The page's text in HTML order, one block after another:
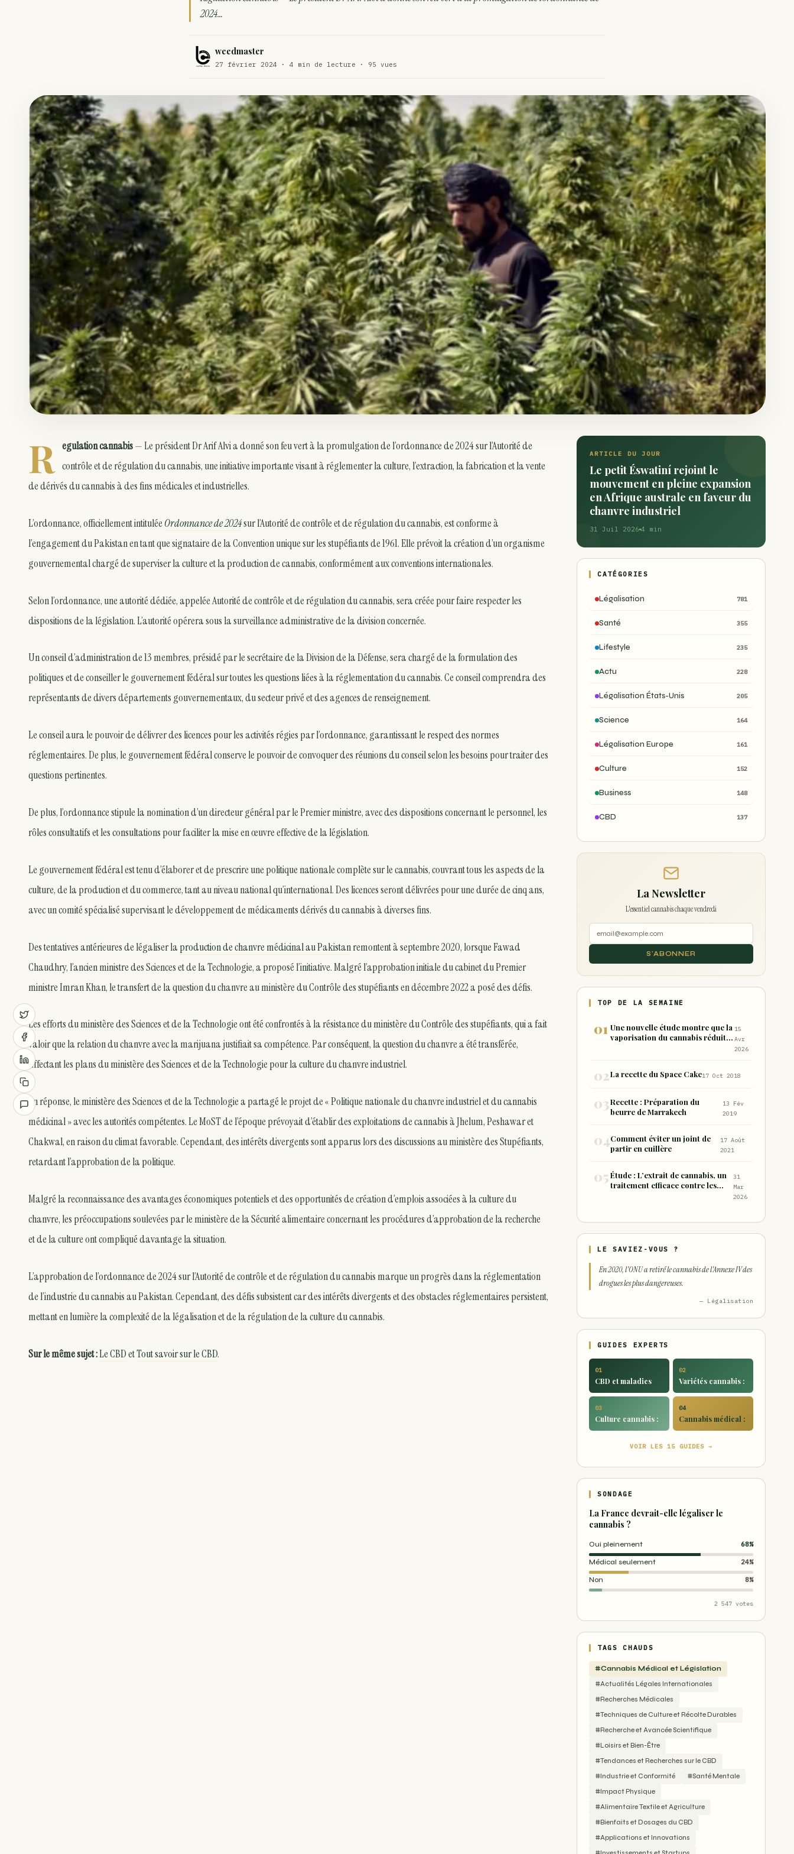
Un fabricant polonais de textiles à base de chanvre suscite une forte…
2024…
weedmaster
27 février 2024 · 4 min de lecture · 95 vues
R egulation cannabis— Le président Dr Arif Alvi a donné son feu vert à la promulgation de l’ordonnance de 2024 sur l’Autorité de
contrôle et de régulation du cannabis, une initiative importante visant à réglementer la culture, l’extraction, la fabrication et la vente
de dérivés du cannabis à des fins médicales et industrielles.
L’ordonnance, officiellement intituléeOrdonnance de 2024sur l’Autorité de contrôle et de régulation du cannabis, est conforme à
l’engagement du Pakistan en tant que signataire de la Convention unique sur les stupéfiants de 1961. Elle prévoit la création d’un organisme
gouvernemental chargé de superviser la culture et la production de cannabis, conformément aux conventions internationales.
Selon l’ordonnance, une autorité dédiée, appelée Autorité de contrôle et de régulation du cannabis, sera créée pour faire respecter les
dispositions de la législation. L’autorité opérera sous la surveillance administrative de la division concernée.
Un conseil d’administration de 13 membres, présidé par le secrétaire de la Division de la Défense, sera chargé de la formulation des
politiques et de conseiller le gouvernement fédéral sur toutes les questions liées à la réglementation du cannabis. Ce conseil comprendra des
représentants de divers départements gouvernementaux, du secteur privé et des agences de renseignement.
Le conseil aura le pouvoir de délivrer des licences pour les activités régies par l’ordonnance, garantissant le respect des normes
réglementaires. De plus, le gouvernement fédéral conserve le pouvoir de convoquer des réunions du conseil selon les besoins pour traiter des
questions pertinentes.
De plus, l’ordonnance stipule la nomination d’un directeur général par le Premier ministre, avec des dispositions concernant le personnel, les
rôles consultatifs et les consultations pour faciliter la mise en œuvre effective de la législation.
Le gouvernement fédéral est tenu d’élaborer et de prescrire une politique nationale complète sur le cannabis, couvrant tous les aspects de la
culture, de la production et du commerce, tant au niveau national qu’international. Des licences seront délivrées pour une durée de cinq ans,
avec un comité spécialisé supervisant le développement de médicaments dérivés du cannabis à diverses fins.
Des tentatives antérieures de légaliser la production de chanvre médicinal au Pakistanremontent à septembre 2020, lorsque Fawad
Chaudhry, l’ancien ministre des Sciences et de la Technologie, a proposé l’initiative. Malgré l’approbation initiale du cabinet du Premier
ministre Imran Khan, le transfert de la question du chanvre au ministère du Contrôle des stupéfiants en décembre 2022 a posé des défis.
Les efforts du ministère des Sciences et de la Technologie ont été confrontés à la résistance du ministère du Contrôle des stupéfiants, qui a fait
valoir que la relation du chanvre avec la marijuana justifiait sa compétence. Par conséquent, la question du chanvre a été transférée,
affectant les plans du ministère des Sciences et de la Technologie pour la culture du chanvre industriel.
En réponse, le ministère des Sciences et de la Technologie a partagé le projet de « Politique nationale du chanvre industriel et du cannabis
médicinal » avec les autorités compétentes. Le MoST de l’époque prévoyait d’établir des exploitations de cannabis à Jhelum, Peshawar et
Chakwal, en raison du climat favorable. Cependant, des intérêts divergents sont apparus lors des discussions au ministère des Stupéfiants,
retardant l’approbation de la politique.
Malgré la reconnaissance des avantages économiques potentiels et des opportunités de création d’emplois associées à la culture du
chanvre, les préoccupations soulevées par le ministère de la Sécurité alimentaire concernant les procédures d’approbation de la recherche
et de la culture ont compliqué davantage la situation.
L’approbation de l’ordonnance de 2024 sur l’Autorité de contrôle et de régulation du cannabis marque un progrès dans la réglementation
de l’industrie du cannabis au Pakistan. Cependant, des défis subsistent car des intérêts divergents et des obstacles réglementaires persistent,
mettant en lumière la complexité de la légalisation et de la régulation de la culture du cannabis.
Sur le même sujet :Le CBDetTout savoir sur le CBD.
ARTICLE DU JOUR
Le petit Éswatiní rejoint le
mouvement en pleine expansion
en Afrique australe en faveur du
chanvre industriel
31 Juil 2026 4 min
CATÉGORIES
Légalisation 781
Santé 355
Lifestyle 235
Actu 228
Légalisation États-Unis 205
Science 164
Légalisation Europe 161
Culture 152
Business 148
CBD 137
La Newsletter
L'essentiel cannabis chaque vendredi
S'ABONNER
TOP DE LA SEMAINE
Une nouvelle étude montre que la
vaporisation du cannabis réduit
joint
15
Avr
2026
La recette du Space Cake17 Oct 2018
Recette : Préparation du
beurre de Marrakech
13 Fév
2019
Comment éviter un joint de
partir en cuillère
17 Août
2021
Étude : L’extrait de cannabis, un
traitement efficace contre les
31
Mar
2026
LE SAVIEZ-VOUS ?
En 2020, l'ONU a retiré le cannabis de l'Annexe IV des
drogues les plus dangereuses.
— Légalisation
GUIDES EXPERTS
01
CBD et maladies
02
Variétés cannabis :
03
Culture cannabis :
04
Cannabis médical :
VOIR LES 15 GUIDES →
SONDAGE
La France devrait-elle légaliser le
cannabis ?
Oui pleinement 68%
Médical seulement 24%
Non 8%
2 547 votes
TAGS CHAUDS
#Cannabis Médical et Législation
#Actualités Légales Internationales
#Recherches Médicales
#Techniques de Culture et Récolte Durables
#Recherche et Avancée Scientifique
#Loisirs et Bien-Être
#Tendances et Recherches sur le CBD
#Industrie et Conformité
#Santé Mentale
#Impact Physique
#Alimentaire Textile et Agriculture
#Bienfaits et Dosages du CBD
#Applications et Innovations